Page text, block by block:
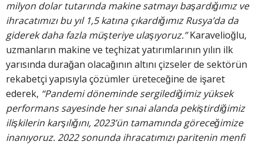
milyon dolar tutarında makine satmayı başardığımız ve
ihracatımızı bu yıl 1,5 katına çıkardığımız Rusya’da da
giderek daha fazla müşteriye ulaşıyoruz.”Karavelioğlu,
uzmanların makine ve teçhizat yatırımlarının yılın ilk
yarısında durağan olacağının altını çizseler de sektörün
rekabetçi yapısıyla çözümler üreteceğine de işaret
ederek, “Pandemi döneminde sergilediğimiz yüksek
performans sayesinde her sınai alanda pekiştirdiğimiz
ilişkilerin karşılığını, 2023’ün tamamında göreceğimize
inanıyoruz. 2022 sonunda ihracatımızı paritenin menfi